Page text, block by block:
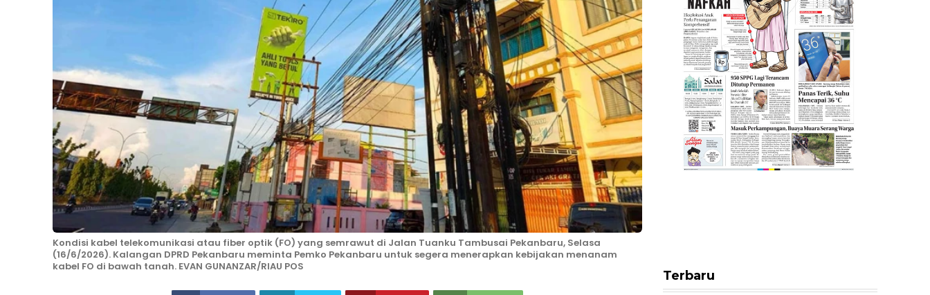
Kondisi kabel telekomunikasi atau fiber optik (FO) yang semrawut di Jalan Tuanku Tambusai Pekanbaru, Selasa
(16/6/2026). Kalangan DPRD Pekanbaru meminta Pemko Pekanbaru untuk segera menerapkan kebijakan menanam
kabel FO di bawah tanah. EVAN GUNANZAR/RIAU POS
Terbaru